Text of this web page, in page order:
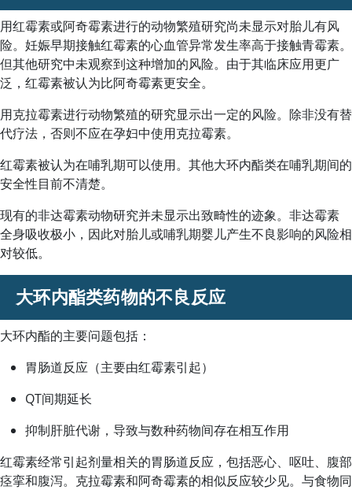
用红霉素或阿奇霉素进行的动物繁殖研究尚未显示对胎儿有风
险。妊娠早期接触红霉素的心血管异常发生率高于接触青霉素。
但其他研究中未观察到这种增加的风险。由于其临床应用更广
泛， 红霉素被认为比阿奇霉素更安全。
用克拉霉素进行动物繁殖的研究显示出一定的风险。除非没有替
代疗法，否则不应在孕妇中使用克拉霉素。
红霉素被认为在哺乳期可以使用。其他大环内酯类在哺乳期间的
安全性目前不清楚。
现有的非达霉素动物研究并未显示出致畸性的迹象。 非达霉素
全身吸收极小，因此对胎儿或哺乳期婴儿产生不良影响的风险相
对较低。
大环内酯类药物的不良反应
大环内酯的主要问题包括：
胃肠道反应（主要由红霉素引起）
QT间期延长
抑制肝脏代谢，导致与数种药物间存在相互作用
红霉素经常引起剂量相关的胃肠道反应，包括恶心、呕吐、腹部
痉挛和腹泻。克拉霉素和阿奇霉素的相似反应较少见。与食物同